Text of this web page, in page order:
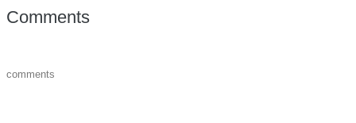
Comments
comments